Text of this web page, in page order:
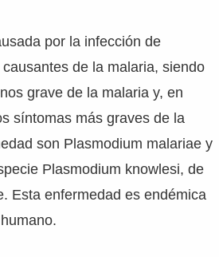
por la infección de
de la malaria, siendo
grave de la malaria y, en
síntomas más graves de la
son Plasmodium malariae y
Plasmodium knowlesi, de
Esta enfermedad es endémica